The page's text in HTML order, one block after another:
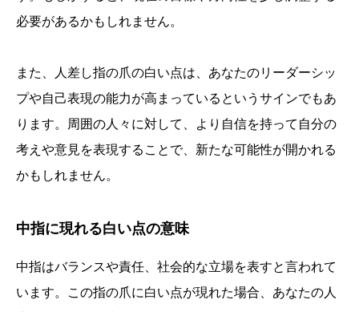
必要があるかもしれません。
また、人差し指の爪の白い点は、あなたのリーダーシッ
プや自己表現の能力が高まっているというサインでもあ
ります。周囲の人々に対して、より自信を持って自分の
考えや意見を表現することで、新たな可能性が開かれる
かもしれません。
中指に現れる白い点の意味
中指はバランスや責任、社会的な立場を表すと言われて
います。この指の爪に白い点が現れた場合、あなたの人